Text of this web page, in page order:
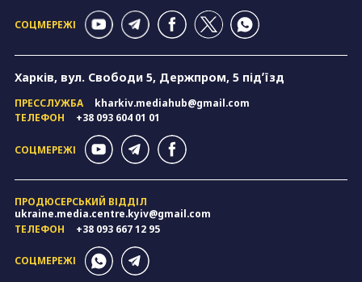
СОЦМЕРЕЖІ
Харків, вул. Свободи 5, Держпром, 5 підʼїзд
ПРЕССЛУЖБА
kharkiv.mediahub@gmail.com
ТЕЛЕФОН
+38 093 604 01 01
СОЦМЕРЕЖІ
ПРОДЮСЕРСЬКИЙ ВІДДІЛ
ukraine.media.centre.kyiv@gmail.com
ТЕЛЕФОН
+38 093 667 12 95
СОЦМЕРЕЖІ